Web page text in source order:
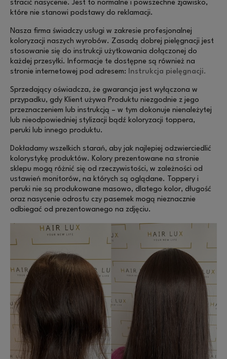
stracić nasycenie. Jest to normalne i powszechne zjawisko,
które nie stanowi podstawy do reklamacji.
Nasza firma świadczy usługi w zakresie profesjonalnej
koloryzacji naszych wyrobów. Zasadą dobrej pielęgnacji jest
stosowanie się do instrukcji użytkowania dołączonej do
każdej przesyłki. Informacje te dostępne są również na
stronie internetowej pod adresem:
Instrukcja pielęgnacji.
Sprzedający oświadcza, że gwarancja jest wyłączona w
przypadku, gdy Klient używa Produktu niezgodnie z jego
przeznaczeniem lub instrukcją – w tym dokonuje nienależytej
lub nieodpowiedniej stylizacji bądź koloryzacji toppera,
peruki lub innego produktu.
Dokładamy wszelkich starań, aby jak najlepiej odzwierciedlić
kolorystykę produktów. Kolory prezentowane na stronie
sklepu mogą różnić się od rzeczywistości, w zależności od
ustawień monitorów, na których są oglądane. Toppery i
peruki nie są produkowane masowo, dlatego kolor, długość
oraz nasycenie odrostu czy pasemek mogą nieznacznie
odbiegać od prezentowanego na zdjęciu.